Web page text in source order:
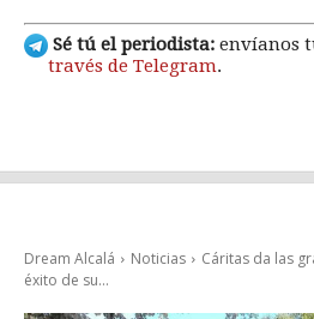
Sé tú el periodista: envíanos
través de Telegram.